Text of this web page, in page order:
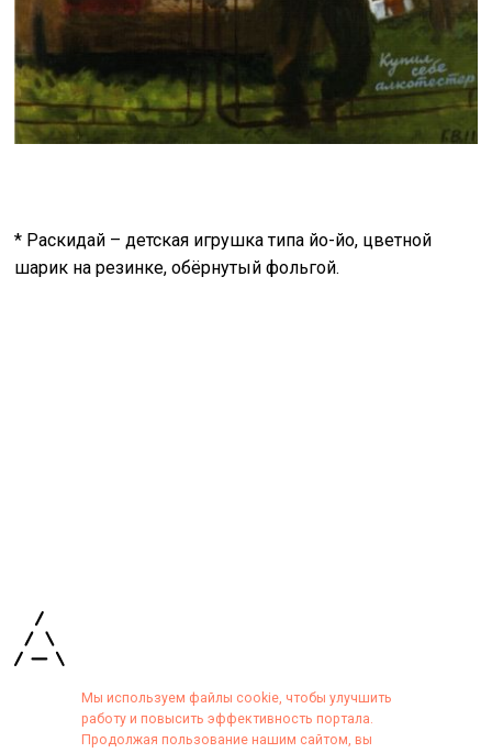
* Раскидай – детская игрушка типа йо-йо, цветной
шарик на резинке, обёрнутый фольгой.